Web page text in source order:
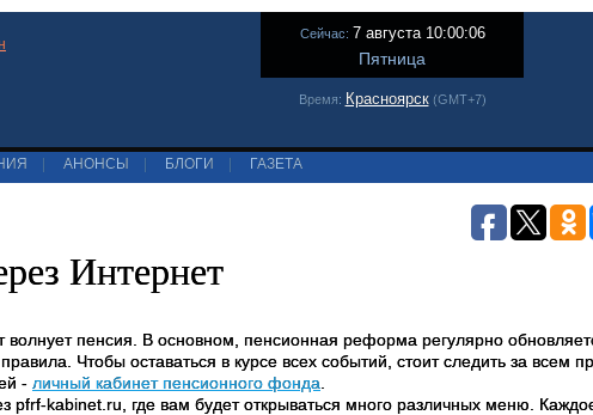
Сейчас: 7 августа 10:00:06
Пятница
Время: Красноярск(GMT+7)
АНОНСЫ БЛОГИ ГАЗЕТА
Интернет
пенсия. В основном, пенсионная реформа регулярно
Чтобы оставаться в курсе всех событий, стоит следить за всем
- личный кабинет пенсионного фонда
pfrf-kabinet.ru, где вам будет открываться много различных меню.